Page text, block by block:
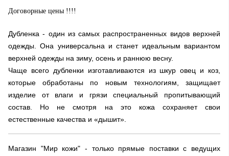
Договорные цены !!!!
Дубленка - один из самых распространенных видов верхней
одежды. Она универсальна и станет идеальным вариантом
верхней одежды на зиму, осень и раннюю весну.
Чаще всего дубленки изготавливаются из шкур овец и коз,
которые обработаны по новым технологиям, защищает
изделие от влаги и грязи специальный пропитывающий
состав. Но не смотря на это кожа сохраняет свои
естественные качества и «дышит».
Магазин "Мир кожи" - только прямые поставки с ведущих